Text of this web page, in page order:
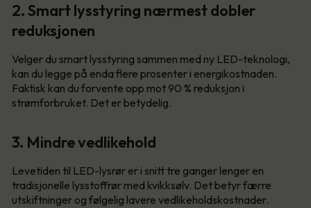
2. Smart lysstyring nærmest dobler
reduksjonen
Velger du smart lysstyring sammen med ny LED-teknologi,
kan du legge på enda flere prosenter i energikostnaden.
Faktisk kan du forvente opp mot 90 % reduksjon i
strømforbruket. Det er betydelig.
3. Mindre vedlikehold
Levetiden til LED-lysrør er i snitt tre ganger lenger en
tradisjonelle lysstoffrør med kvikksølv. Det betyr færre
utskiftninger og følgelig lavere vedlikeholdskostnader.